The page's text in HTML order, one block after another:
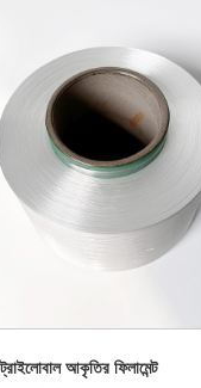
আকৃতির ফিলামেন্ট